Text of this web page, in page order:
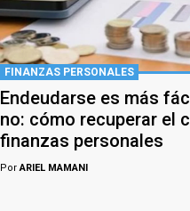
FINANZAS PERSONALES
Endeudarse es más
no: cómo recuperar el
finanzas personales
PorARIEL MAMANI